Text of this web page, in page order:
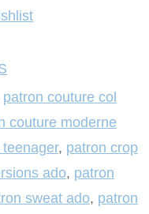
patron couture col
couture moderne
, patron crop
ado, patron
sweat ado, patron